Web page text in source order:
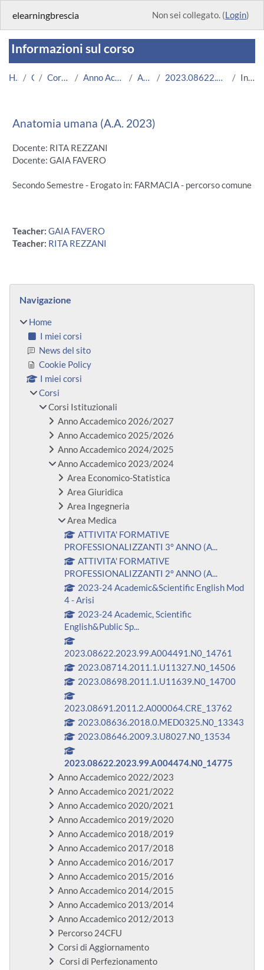
elearningbrescia Non sei collegato. (Login)
Informazioni sul corso
Home Corsi Corsi Istituzionali Anno Accademico 2023/2024 Area Medica 2023.08622.2023.99.A004474.N0_14775 Introduzione
Anatomia umana (A.A. 2023)
Docente: RITA REZZANI
Docente: GAIA FAVERO
Secondo Semestre - Erogato in: FARMACIA - percorso comune
Teacher: GAIA FAVERO
Teacher: RITA REZZANI
Blocchi
Navigazione
Home
I miei corsi
News del sito
Cookie Policy
I miei corsi
Corsi
Corsi Istituzionali
Anno Accademico 2026/2027
Anno Accademico 2025/2026
Anno Accademico 2024/2025
Anno Accademico 2023/2024
Area Economico-Statistica
Area Giuridica
Area Ingegneria
Area Medica
ATTIVITA' FORMATIVE
PROFESSIONALIZZANTI 3° ANNO (A...
ATTIVITA' FORMATIVE
PROFESSIONALIZZANTI 2° ANNO (A...
2023-24 Academic&Scientific English Mod
4 - Arisi
2023-24 Academic, Scientific
English&Public Sp...
2023.08622.2023.99.A004491.N0_14761
2023.08714.2011.1.U11327.N0_14506
2023.08698.2011.1.U11639.N0_14700
2023.08691.2011.2.A000064.CRE_13762
2023.08636.2018.0.MED0325.N0_13343
2023.08646.2009.3.U8027.N0_13534
2023.08622.2023.99.A004474.N0_14775
Anno Accademico 2022/2023
Anno Accademico 2021/2022
Anno Accademico 2020/2021
Anno Accademico 2019/2020
Anno Accademico 2018/2019
Anno Accademico 2017/2018
Anno Accademico 2016/2017
Anno Accademico 2015/2016
Anno Accademico 2014/2015
Anno Accademico 2013/2014
Anno Accademico 2012/2013
Percorso 24CFU
Corsi di Aggiornamento
Corsi di Perfezionamento